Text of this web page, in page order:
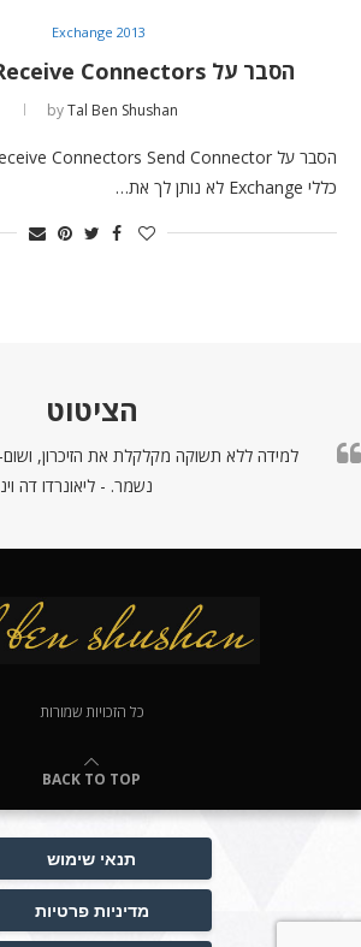
Exchange 2013
הסבר על Send and Receive Connectors
byTal Ben Shushan
כללי Exchange לא נותן לך את…
הציטוט
למידה ללא תשוקה מקלקלת את הזיכרון,
נשמר. - ליאונרדו דה
כל הזכויות שמורות
BACK TO TOP
תנאי שימוש
מדיניות פרטיות